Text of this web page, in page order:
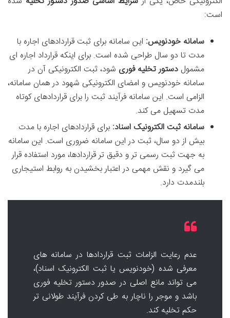
است:
سامانه خودنویس: این سامانه برای ثبت قراردادهای اجاره با
مدت تا دو سال طراحی شده است. برای اینکه قرارداد اجاره ای
مشمول دستور تخلیه فوری شود، ثبت الکترونیکی آن در
سامانه خودنویس و امضای الکترونیکی شهود در همان سامانه،
الزامی است. این سامانه فرآیند ثبت را برای قراردادهای کوتاه
مدت تسهیل می کند.
سامانه ثبت الکترونیک اسناد: برای قراردادهای اجاره با مدت
بیش از دو سال، ثبت در این سامانه ضروری است. این سامانه
به جهت ثبت رسمی تر و دقیق تر قراردادها، مورد استفاده قرار
می گیرد و نقش مهمی در اعتبار بخشیدن به روابط استیجاری
بلندمدت دارد.
عدم رعایت الزامات ثبت قراردادها در سامانه های
معرفی شده (خودنویس یا ثبت الکترونیک اسناد)،
می تواند مانع اصلی در صدور دستور تخلیه فوری
باشد و موجر را ناچار به طی کردن فرآیند طولانی تر
حکم تخلیه کند.